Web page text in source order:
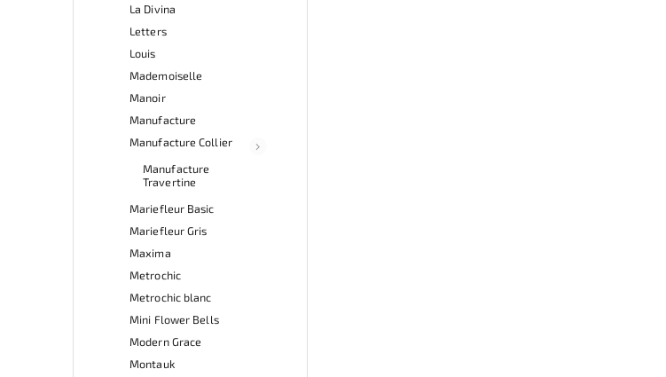
La Divina
Letters
Louis
Mademoiselle
Manoir
Manufacture
Manufacture Collier
Manufacture
Travertine
Mariefleur Basic
Mariefleur Gris
Maxima
Metrochic
Metrochic blanc
Mini Flower Bells
Modern Grace
Montauk